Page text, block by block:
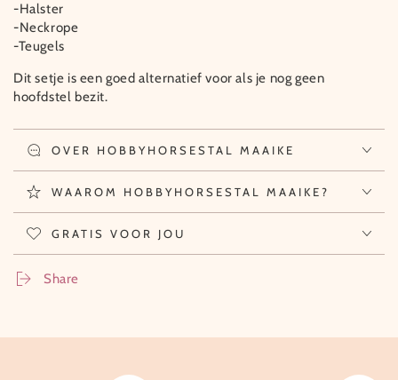
-Halster
-Neckrope
-Teugels
Dit setje is een goed alternatief voor als je nog geen
hoofdstel bezit.
OVER HOBBYHORSESTAL MAAIKE
WAAROM HOBBYHORSESTAL MAAIKE?
GRATIS VOOR JOU
Share